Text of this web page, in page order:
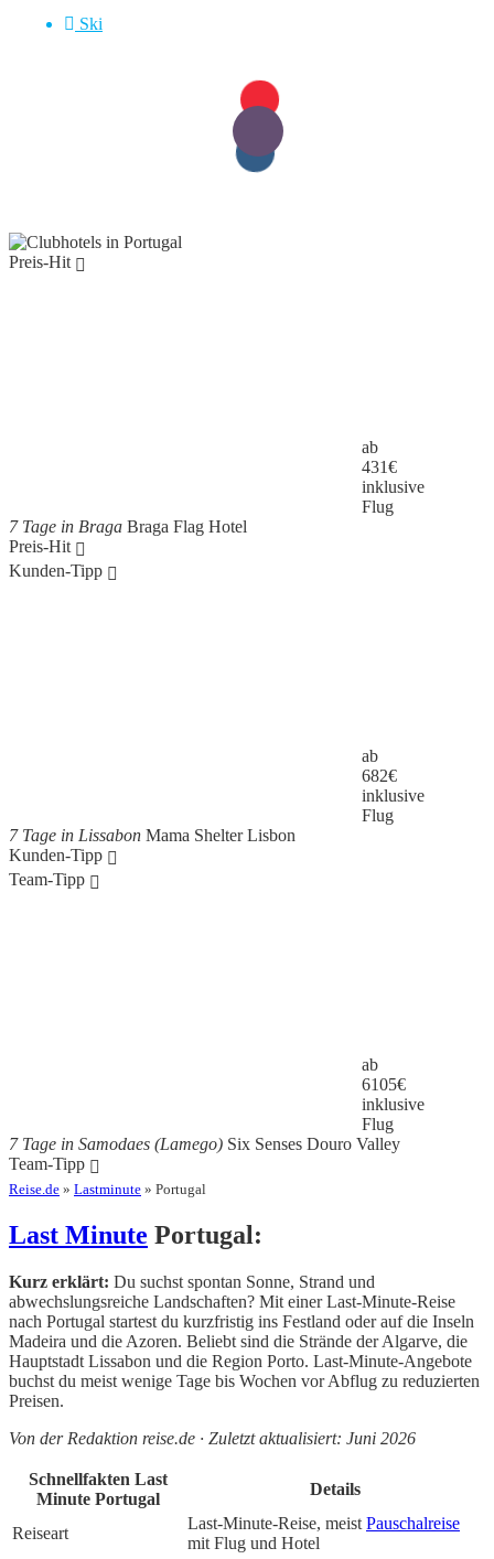
Ski
Preis-Hit
ab
431€
inklusive
Flug
7 Tage in Braga Braga Flag Hotel
Preis-Hit
Kunden-Tipp
ab
682€
inklusive
Flug
7 Tage in Lissabon Mama Shelter Lisbon
Kunden-Tipp
Team-Tipp
ab
6105€
inklusive
Flug
7 Tage in Samodaes (Lamego) Six Senses Douro Valley
Team-Tipp
Reise.de » Lastminute » Portugal
Last Minute Portugal:
Kurz erklärt: Du suchst spontan Sonne, Strand und
abwechslungsreiche Landschaften? Mit einer Last-Minute-Reise
nach Portugal startest du kurzfristig ins Festland oder auf die Inseln
Madeira und die Azoren. Beliebt sind die Strände der Algarve, die
Hauptstadt Lissabon und die Region Porto. Last-Minute-Angebote
buchst du meist wenige Tage bis Wochen vor Abflug zu reduzierten
Preisen.
Von der Redaktion reise.de · Zuletzt aktualisiert: Juni 2026
Schnellfakten Last
Minute Portugal
Details
Reiseart
Last-Minute-Reise, meist Pauschalreise
mit Flug und Hotel